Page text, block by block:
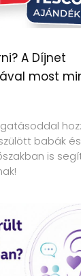
A Díjnet
most
babák
is